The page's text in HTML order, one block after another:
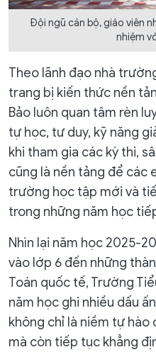
Đội ngũ cán bộ, giáo viên
nhiệm
Theo lãnh đạo nhà
trang bị kiến thức nền
Bảo luôn quan tâm rèn
tự học, tư duy, kỹ năng
khi tham gia các kỳ thi,
cũng là nền tảng để các
trường học tập mới và
trong những năm học
Nhìn lại năm học 2025-
vào lớp 6 đến những
Toán quốc tế, Trường
năm học ghi nhiều dấu
không chỉ là niềm tự
mà còn tiếp tục khẳng